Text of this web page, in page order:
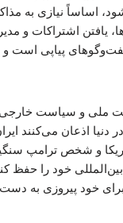
اساساً نیازی به
یافتن اشتراکات و
گفت‌وگوهای پیاپی است
ملی و سیاست خارجی
دنیا اذعان می‌کنند
و شخص ترامپ
خود را حفظ
خود پیروزی به